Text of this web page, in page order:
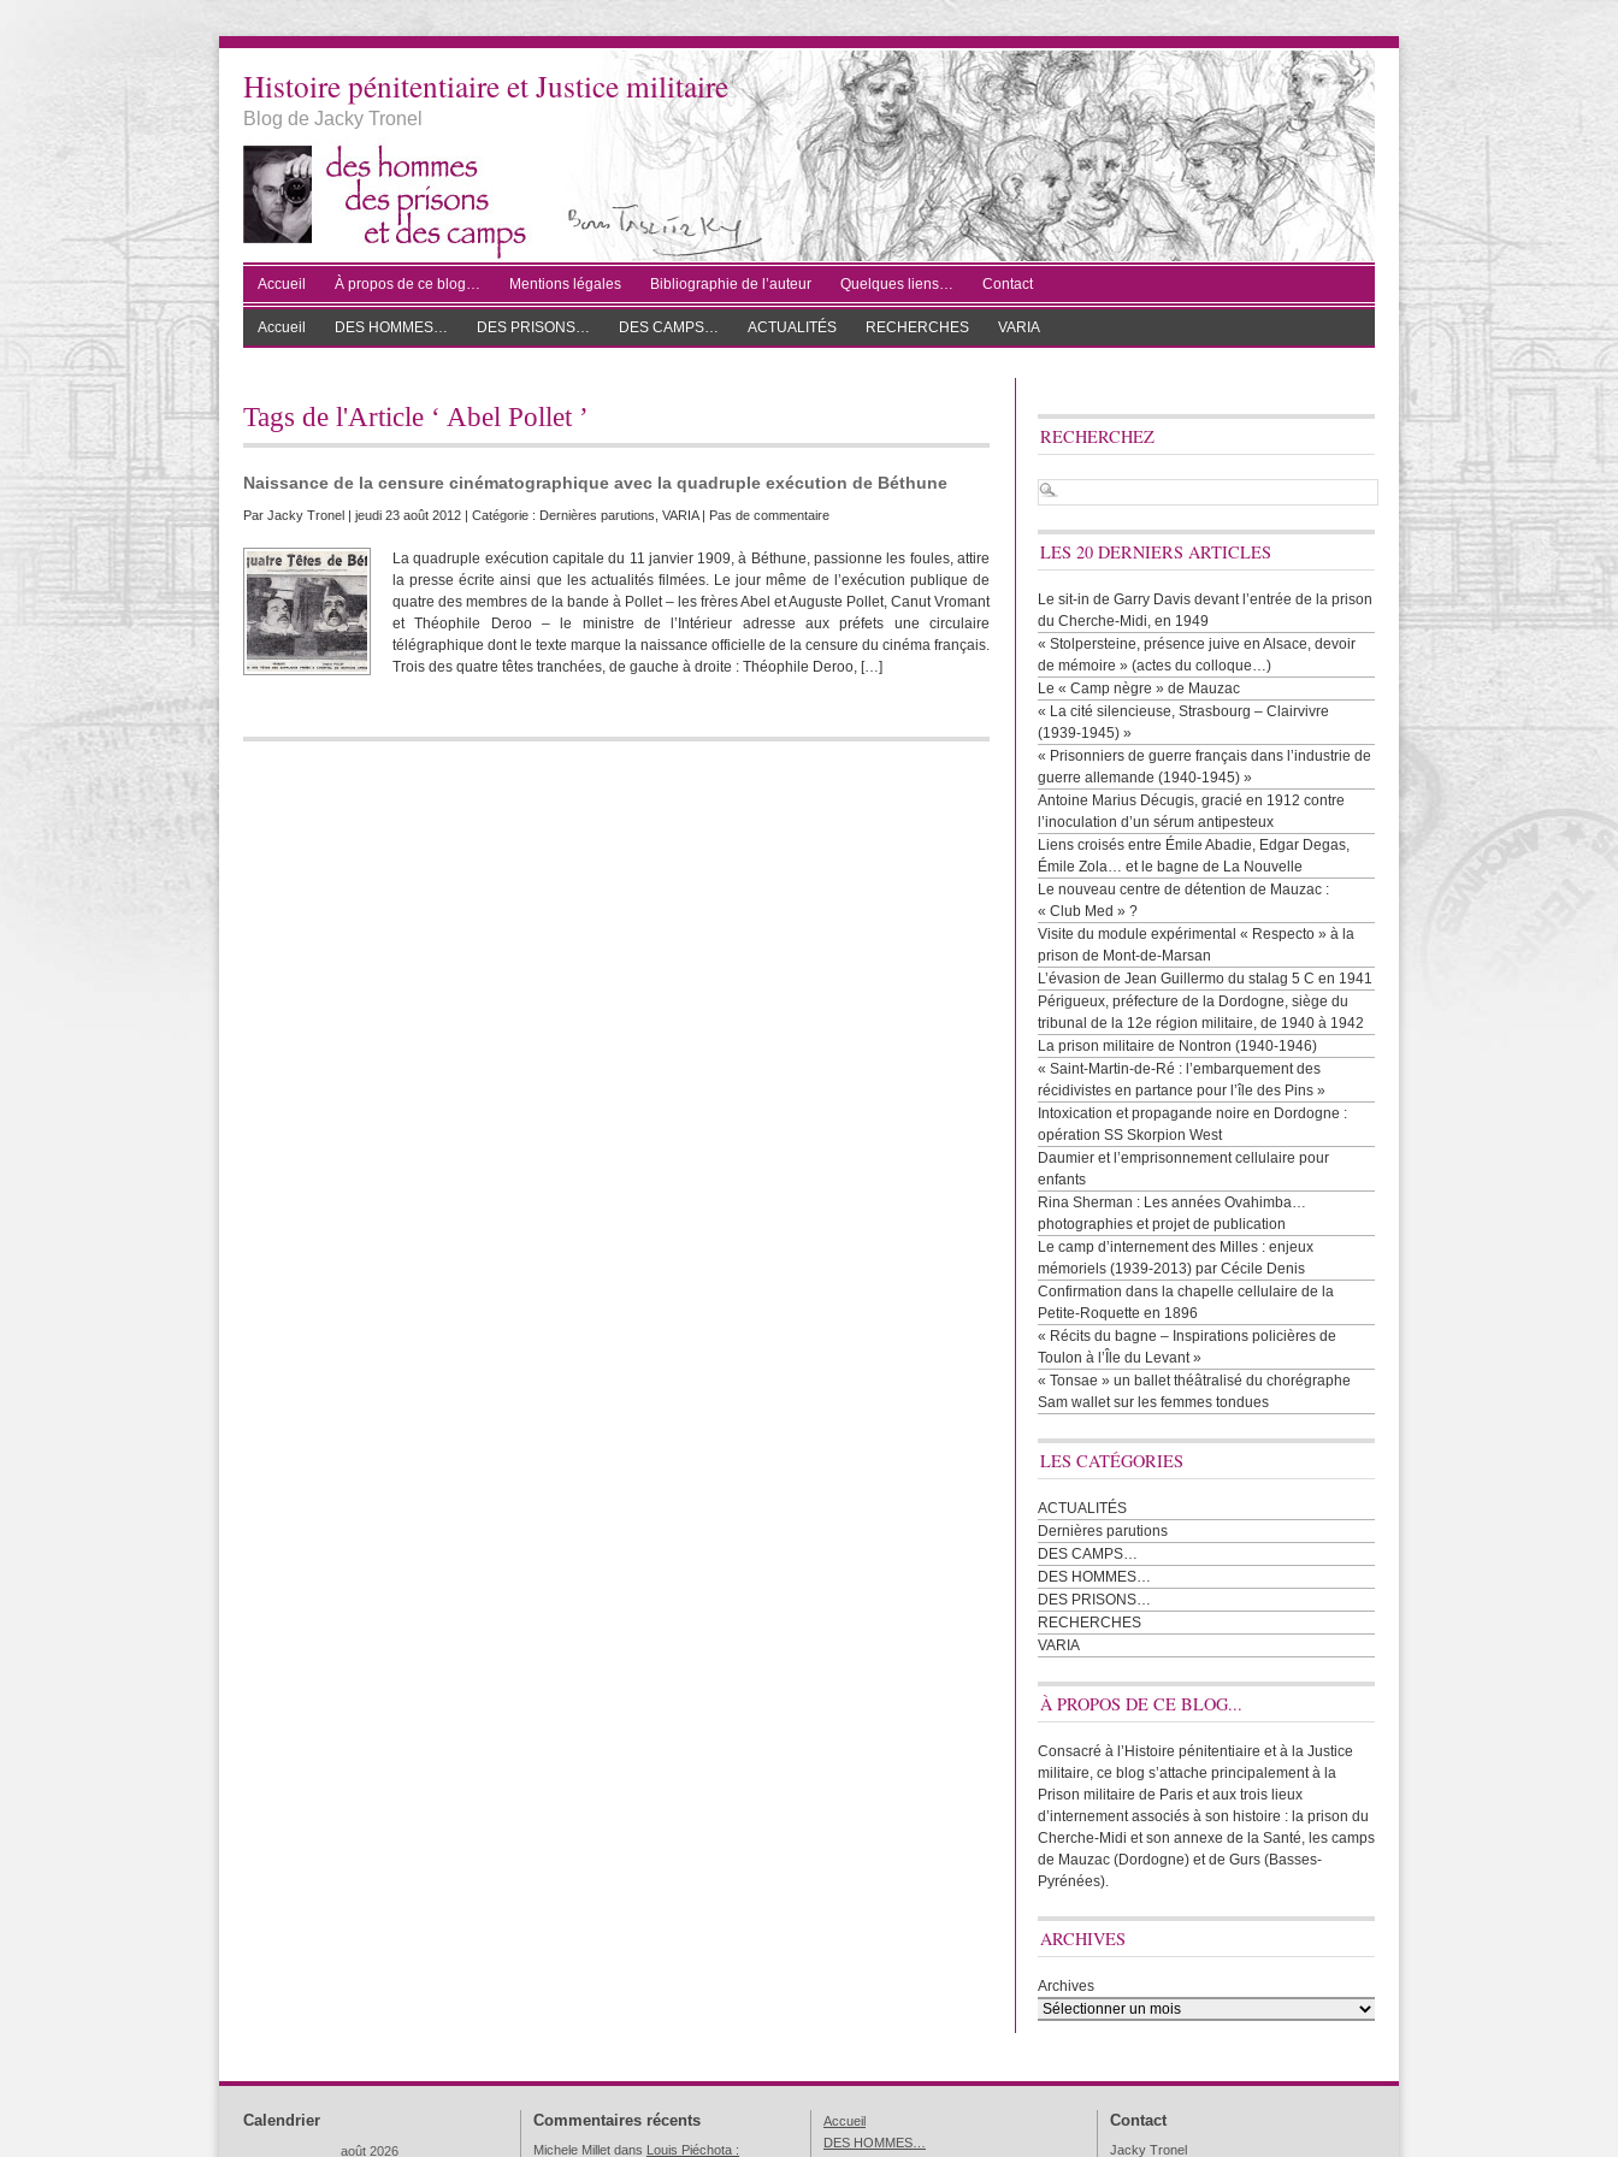
Histoire pénitentiaire et Justice militaire
Blog de Jacky Tronel
Accueil À propos de ce blog… Mentions légales Bibliographie de l’auteur Quelques liens… Contact
Accueil DES HOMMES… DES PRISONS… DES CAMPS… ACTUALITÉS RECHERCHES VARIA
Tags de l'Article ‘ Abel Pollet ’
Naissance de la censure cinématographique avec la quadruple exécution de Béthune
Par Jacky Tronel | jeudi 23 août 2012 | Catégorie : Dernières parutions VARIA| Pas de commentaire
La quadruple exécution capitale du 11 janvier 1909, à Béthune, passionne les foules, attire
la presse écrite ainsi que les actualités filmées. Le jour même de l’exécution publique de
quatre des membres de la bande à Pollet – les frères Abel et Auguste Pollet, Canut Vromant
et Théophile Deroo – le ministre de l’Intérieur adresse aux préfets une circulaire
télégraphique dont le texte marque la naissance officielle de la censure du cinéma français.
Trois des quatre têtes tranchées, de gauche à droite : Théophile Deroo, […]
RECHERCHEZ
LES 20 DERNIERS ARTICLES
Le sit-in de Garry Davis devant l’entrée de la prison
du Cherche-Midi, en 1949
« Stolpersteine, présence juive en Alsace, devoir
de mémoire » (actes du colloque…)
Le « Camp nègre » de Mauzac
« La cité silencieuse, Strasbourg – Clairvivre
(1939-1945) »
« Prisonniers de guerre français dans l’industrie de
guerre allemande (1940-1945) »
Antoine Marius Décugis, gracié en 1912 contre
l’inoculation d’un sérum antipesteux
Liens croisés entre Émile Abadie, Edgar Degas,
Émile Zola… et le bagne de La Nouvelle
Le nouveau centre de détention de Mauzac :
« Club Med » ?
Visite du module expérimental « Respecto » à la
prison de Mont-de-Marsan
L’évasion de Jean Guillermo du stalag 5 C en 1941
Périgueux, préfecture de la Dordogne, siège du
tribunal de la 12e région militaire, de 1940 à 1942
La prison militaire de Nontron (1940-1946)
« Saint-Martin-de-Ré : l’embarquement des
récidivistes en partance pour l’île des Pins »
Intoxication et propagande noire en Dordogne :
opération SS Skorpion West
Daumier et l’emprisonnement cellulaire pour
enfants
Rina Sherman : Les années Ovahimba…
photographies et projet de publication
Le camp d’internement des Milles : enjeux
mémoriels (1939-2013) par Cécile Denis
Confirmation dans la chapelle cellulaire de la
Petite-Roquette en 1896
« Récits du bagne – Inspirations policières de
Toulon à l’Île du Levant »
« Tonsae » un ballet théâtralisé du chorégraphe
Sam wallet sur les femmes tondues
LES CATÉGORIES
ACTUALITÉS
Dernières parutions
DES CAMPS…
DES HOMMES…
DES PRISONS…
RECHERCHES
VARIA
À PROPOS DE CE BLOG...
Consacré à l’Histoire pénitentiaire et à la Justice
militaire, ce blog s’attache principalement à la
Prison militaire de Paris et aux trois lieux
d’internement associés à son histoire : la prison du
Cherche-Midi et son annexe de la Santé, les camps
de Mauzac (Dordogne) et de Gurs (Basses-
Pyrénées).
ARCHIVES
Archives
Calendrier
août 2026
Commentaires récents
Michele Millet dans Louis Piéchota :
Accueil
DES HOMMES…
Contact
Jacky Tronel